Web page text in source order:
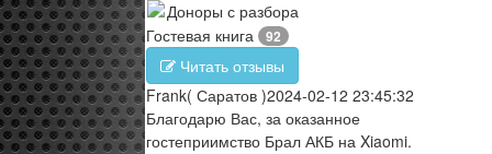
Доноры с разбора
Гостевая книга
92
Читать отзывы
Frank( Саратов )2024-02-12 23:45:32
Благодарю Вас, за оказанное
гостеприимство Брал АКБ на Xiaomi.